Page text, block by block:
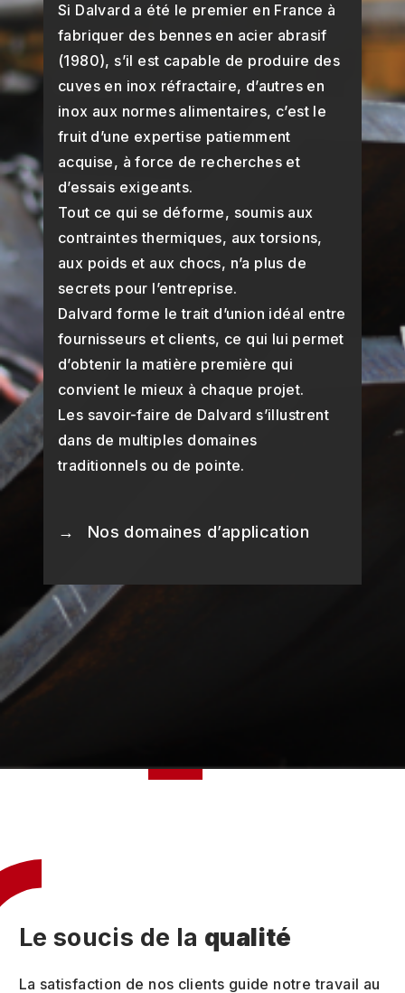
Si Dalvard a été le premier en France à
fabriquer des bennes en acier abrasif
(1980), s’il est capable de produire des
cuves en inox réfractaire, d’autres en
inox aux normes alimentaires, c’est le
fruit d’une expertise patiemment
acquise, à force de recherches et
d’essais exigeants.
Tout ce qui se déforme, soumis aux
contraintes thermiques, aux torsions,
aux poids et aux chocs, n’a plus de
secrets pour l’entreprise.
Dalvard forme le trait d’union idéal entre
fournisseurs et clients, ce qui lui permet
d’obtenir la matière première qui
convient le mieux à chaque projet.
Les savoir-faire de Dalvard s’illustrent
dans de multiples domaines
traditionnels ou de pointe.
Nos domaines d’application
Le soucis de la qualité
La satisfaction de nos clients guide notre travail au